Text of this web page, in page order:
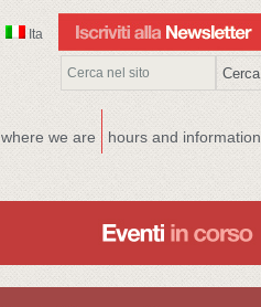
Ita
where we are hours and information